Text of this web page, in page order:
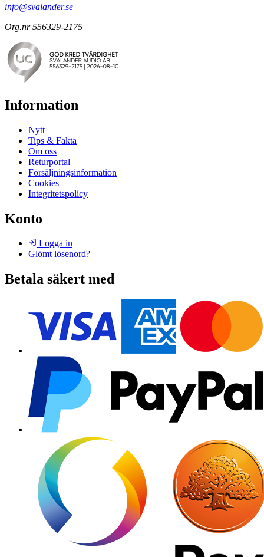
info@svalander.se
Org.nr 556329-2175
Information
Nytt
Tips & Fakta
Om oss
Returportal
Försäljningsinformation
Cookies
Integritetspolicy
Konto
Logga in
Glömt lösenord?
Betala säkert med